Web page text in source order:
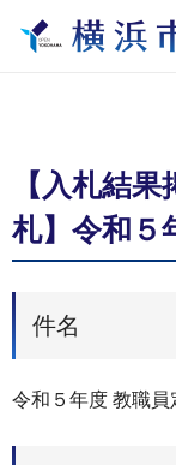
【入札結
札】令和
件名
令和５年度 教職員